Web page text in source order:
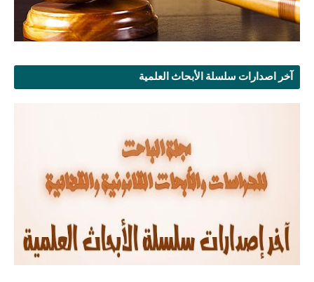
آخر اصدارات سلسلة الأبحاث العلمية